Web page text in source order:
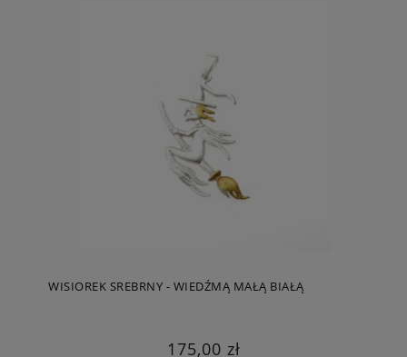
WISIOREK SREBRNY - WIEDŹMĄ MAŁĄ BIAŁĄ
175,00 zł